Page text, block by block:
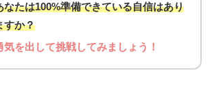
なたは100%準備できている自信はあり
すか？
気を出して挑戦してみましょう！